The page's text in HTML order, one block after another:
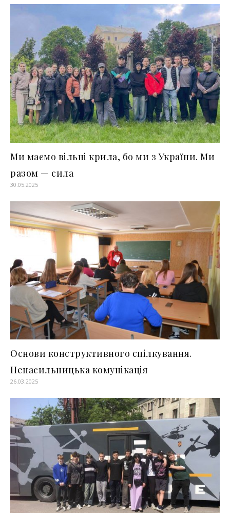
Ми маємо вільні крила, бо ми з України. Ми
разом — сила
30.05.2025
Основи конструктивного спілкування.
Ненасильницька комунікація
26.03.2025